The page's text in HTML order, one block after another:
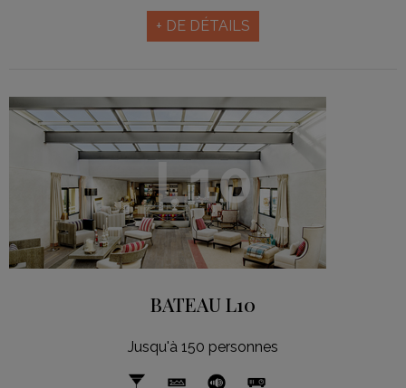
+ DE DÉTAILS
L10
BATEAU L10
Jusqu'à 150 personnes